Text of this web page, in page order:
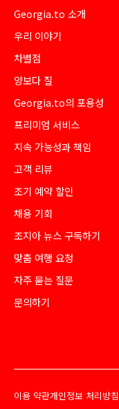
Georgia.to 소개
우리 이야기
차별점
양보다 질
Georgia.to의 포용성
프리미엄 서비스
지속 가능성과 책임
고객 리뷰
조기 예약 할인
채용 기회
조지아 뉴스 구독하기
맞춤 여행 요청
자주 묻는 질문
문의하기
이용 약관개인정보 처리방침